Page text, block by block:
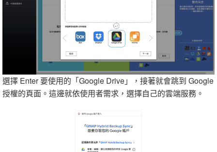
選擇 Enter 要使用的「Google Drive」，接著就會跳到 Google
授權的頁面。這邊就依使用者需求，選擇自己的雲端服務。